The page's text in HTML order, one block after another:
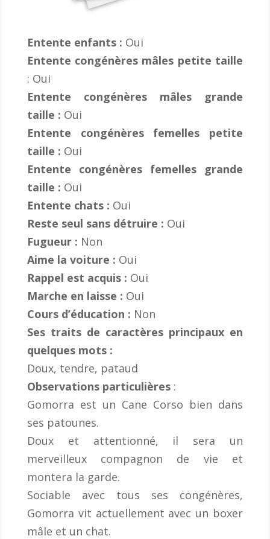
Entente enfants : Oui
Entente congénères mâles petite taille
: Oui
Entente congénères mâles grande
taille : Oui
Entente congénères femelles petite
taille : Oui
Entente congénères femelles grande
taille : Oui
Entente chats : Oui
Reste seul sans détruire : Oui
Fugueur : Non
Aime la voiture : Oui
Rappel est acquis : Oui
Marche en laisse : Oui
Cours d’éducation : Non
Ses traits de caractères principaux en
quelques mots :
Doux, tendre, pataud
Observations particulières :
Gomorra est un Cane Corso bien dans
ses patounes.
Doux et attentionné, il sera un
merveilleux compagnon de vie et
montera la garde.
Sociable avec tous ses congénères,
Gomorra vit actuellement avec un boxer
mâle et un chat.